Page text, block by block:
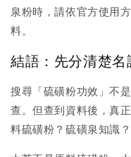
泉粉時，請依官方使用
料。
結語：先分清楚
搜尋「硫磺粉功效」不
查。但查到資料後，真
料硫磺粉？硫磺泉知識